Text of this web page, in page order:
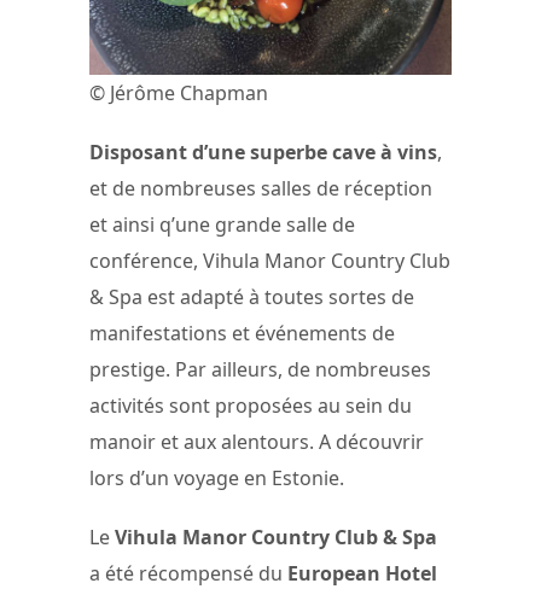
© Jérôme Chapman
Disposant d’une superbe cave à vins,
et de nombreuses salles de réception
et ainsi q’une grande salle de
conférence, Vihula Manor Country Club
& Spa est adapté à toutes sortes de
manifestations et événements de
prestige. Par ailleurs, de nombreuses
activités sont proposées au sein du
manoir et aux alentours. A découvrir
lors d’un voyage en Estonie.
LeVihula Manor Country Club & Spa
a été récompensé du European Hotel